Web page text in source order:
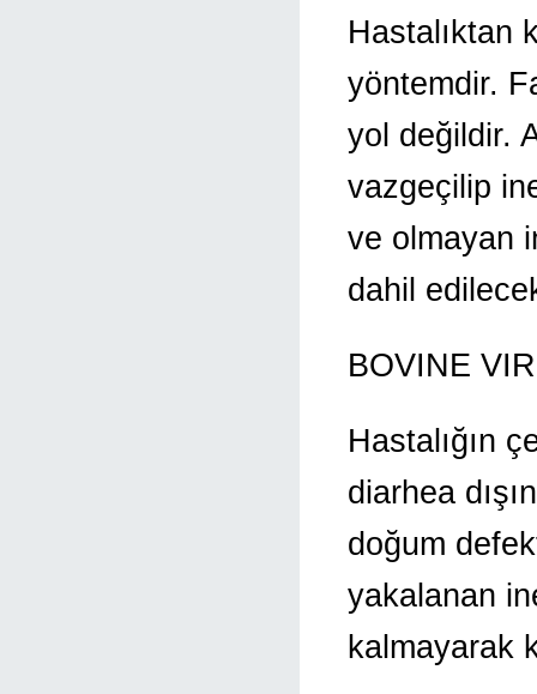
Hastalıktan
yöntemdir.
yol değildir.
vazgeçilip
ve olmayan
dahil
BOVINE
Hastalığın
diarhea
doğum
yakalanan
kalmayarak